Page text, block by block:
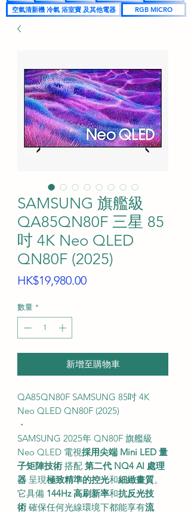
空氣清新機 冷氣 浴室寶 及其他電器
RGB MICRO
SAMSUNG 旗艦級
QA85QN80F 三星 85
吋 4K Neo QLED
QN80F (2025)
HK$19,980.00價
數量 *
新增至購物車
QA85QN80F SAMSUNG 85吋 4K
Neo QLED QN80F (2025)
・
SAMSUNG 2025年 QN80F 旗艦級
Neo QLED 電視採用尖端 Mini LED 量
子矩陣技術 搭配 第二代 NQ4 AI 處理
器 呈現極致精準的控光和細緻畫質。
它具備 144Hz 高刷新率和抗反光技
術 確保任何光線環境下都能享有流